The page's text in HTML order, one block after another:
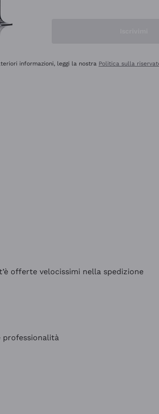
lo consiglio! 👍
offerte velocissimi nella spedizione
professionalità
informazioni, leggi la nostra Politica sulla